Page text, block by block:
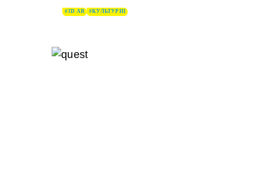
#3D AR #КУЛЬТУРНІ